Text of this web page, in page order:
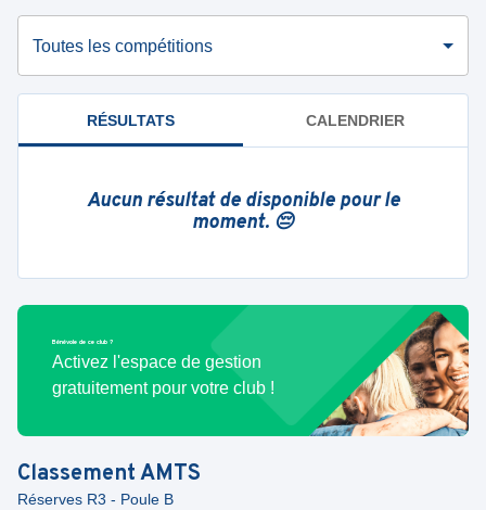
Toutes les compétitions
RÉSULTATS CALENDRIER
Aucun résultat de disponible pour le
moment. 😔
Bénévole de ce club ?
Activez l'espace de gestion
gratuitement pour votre club !
ClassementAMTS
Réserves R3 - Poule B